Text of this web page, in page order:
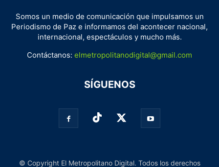
Somos un medio de comunicación que impulsamos un
Periodismo de Paz e informamos del acontecer nacional,
internacional, espectáculos y mucho más.
Contáctanos: elmetropolitanodigital@gmail.com
SÍGUENOS
© Copyright El Metropolitano Digital. Todos los derechos